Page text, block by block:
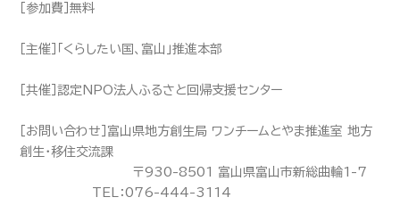
［参加費］無料
［主催］「くらしたい国、富山」推進本部
［共催］認定NPO法人ふるさと回帰支援センター
［お問い合わせ］富山県地方創生局 ワンチームとやま推進室 地方
創生・移住交流課
〒930-8501 富山県富山市新総曲輪1-7
TEL：076-444-3114